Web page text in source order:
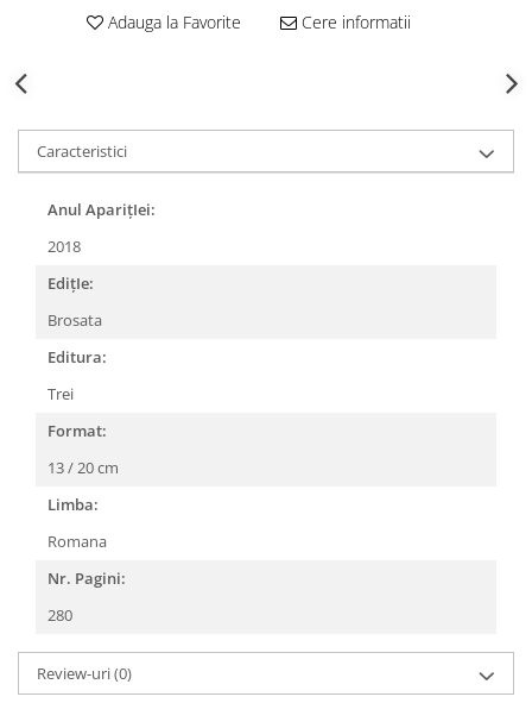
Adauga la Favorite Cere informatii
Caracteristici
Anul AparițIei:
2018
EdițIe:
Brosata
Editura:
Trei
Format:
13 / 20 cm
Limba:
Romana
Nr. Pagini:
280
Review-uri(0)